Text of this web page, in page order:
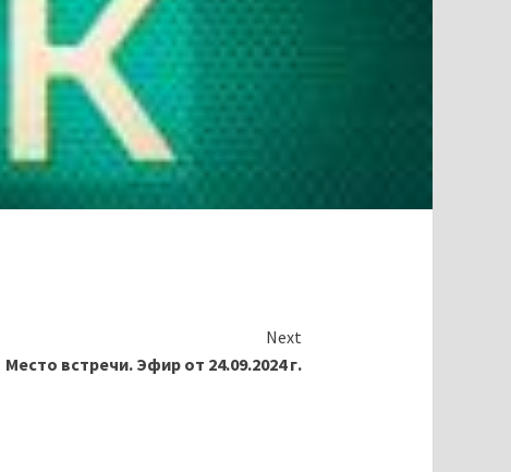
Next
Место встречи. Эфир от 24.09.2024 г.